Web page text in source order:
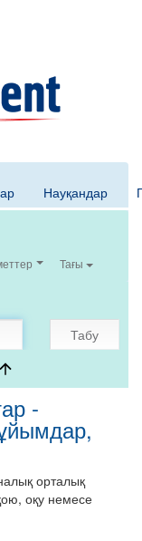
Науқандар
Тағы
Табу
-
орталық
оқу немесе